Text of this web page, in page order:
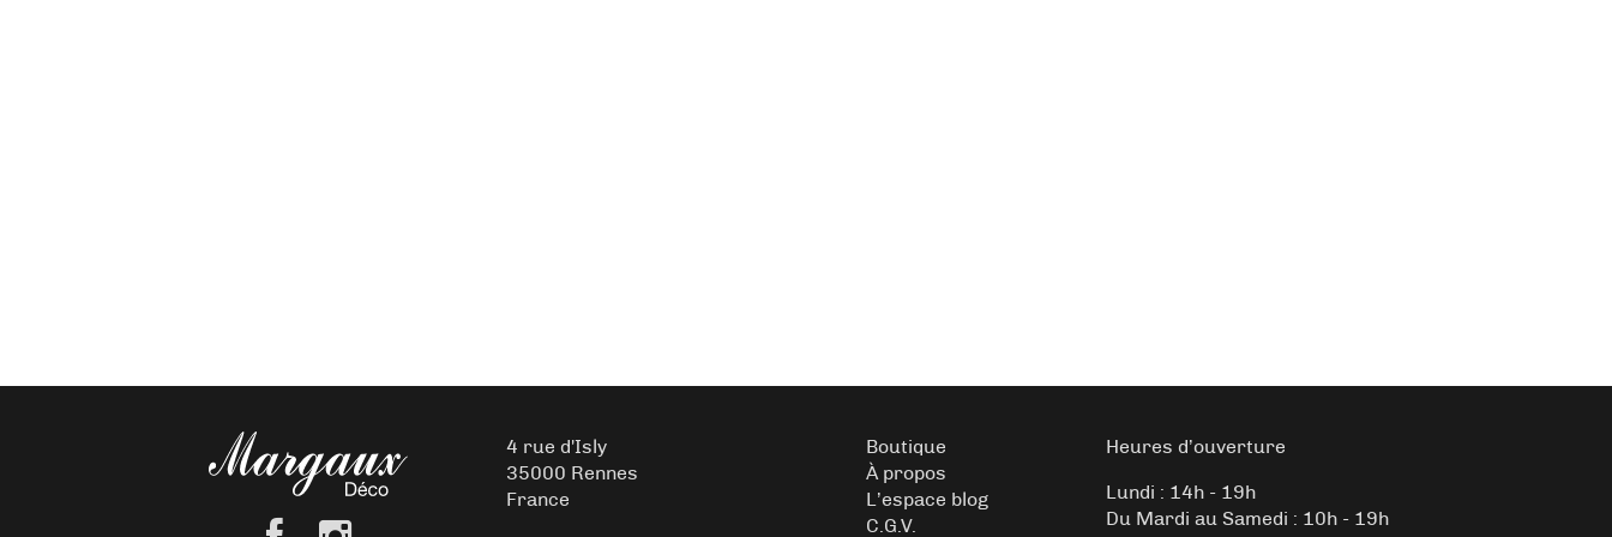
4 rue d'Isly
35000 Rennes
France
Boutique
À propos
L’espace blog
C.G.V.
Heures d’ouverture
Lundi : 14h - 19h
Du Mardi au Samedi : 10h - 19h